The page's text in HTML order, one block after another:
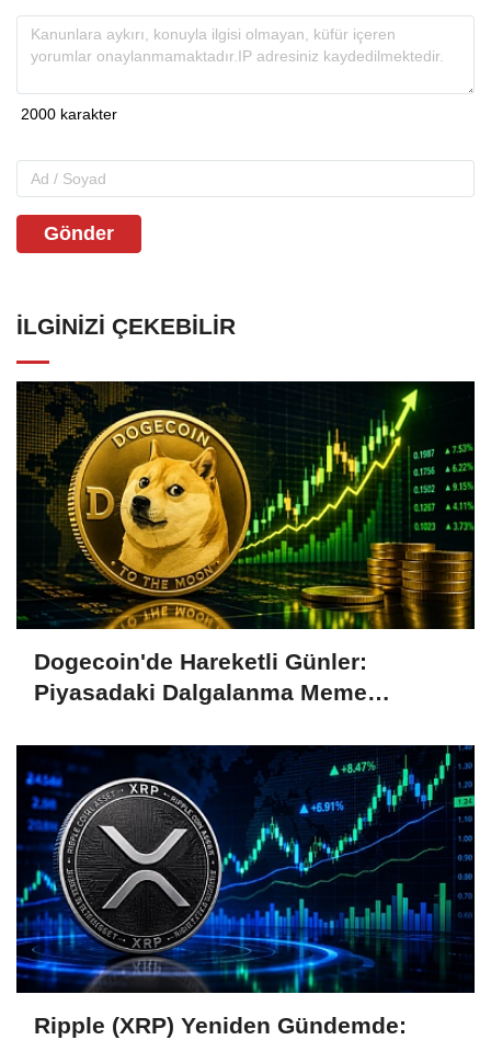
Gönder
İLGINIZI ÇEKEBILIR
Dogecoin'de Hareketli Günler:
Piyasadaki Dalgalanma Meme
Ripple (XRP) Yeniden Gündemde: